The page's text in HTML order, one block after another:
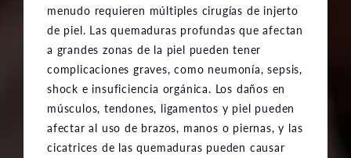
menudo requieren múltiples cirugías de injerto
de piel. Las quemaduras profundas que afectan
a grandes zonas de la piel pueden tener
complicaciones graves, como neumonía, sepsis,
shock e insuficiencia orgánica. Los daños en
músculos, tendones, ligamentos y piel pueden
afectar al uso de brazos, manos o piernas, y las
cicatrices de las quemaduras pueden causar